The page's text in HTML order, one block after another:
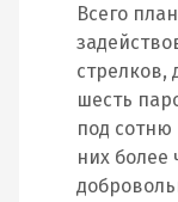
Всего
стрелков,
шесть
под сотню
них более